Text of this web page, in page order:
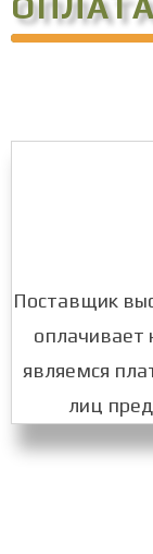
Поставщик
оплачивает
являемся
лиц